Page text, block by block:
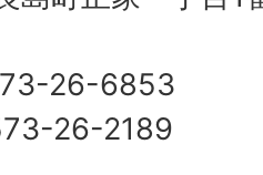
26-6853
26-2189